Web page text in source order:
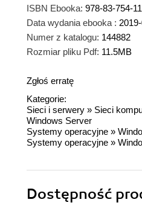
ISBN Ebooka: 978-83-754-
Data wydania ebooka :
Numer z katalogu: 144882
Rozmiar pliku Pdf: 11.5MB
Zgłoś erratę
Kategorie:
Sieci i serwery » Sieci
Windows Server
Systemy operacyjne »
Systemy operacyjne »
Dostępność